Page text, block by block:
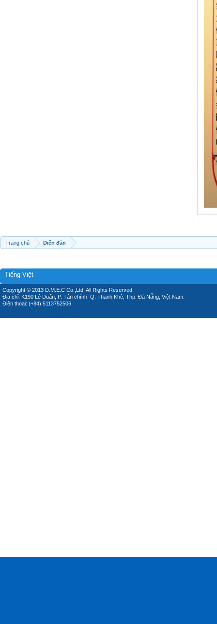
Trang chủ Diễn đàn
Tiếng Việt
Copyright © 2013 D.M.E.C Co.,Ltd, All Rights Reserved.
Địa chỉ: K190 Lê Duẩn, P. Tân chính, Q. Thanh Khê, Thp. Đà Nẵng, Việt Nam.
Điện thoại: (+84) 5113752506